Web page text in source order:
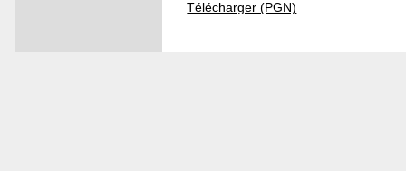
Télécharger (PGN)